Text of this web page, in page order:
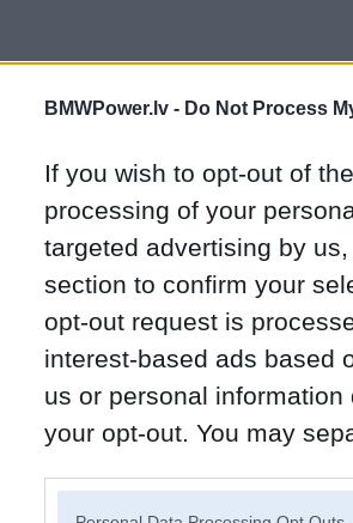
BMWPower.lv - Do Not Process
If you wish to opt-out of
processing of your
targeted advertising by
section to confirm your
opt-out request is
interest-based ads based
us or personal
your opt-out. You may